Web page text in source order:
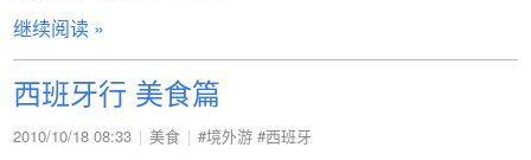
继续阅读 »
西班牙行 美食篇
2010/10/18 08:33 美食 #境外游 #西班牙